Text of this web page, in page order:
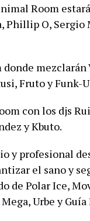
Room
Phillip O,
Fruto y Funk-U
con los djs
y Kbuto.
y profesional
el sano y
de Polar Ice,
Urbe y Guía